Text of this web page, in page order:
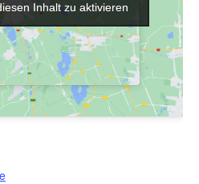
Inhalt zu aktivieren
Inhalt zu aktivieren